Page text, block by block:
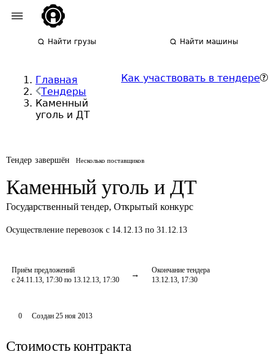
Найти грузы Найти машины
Главная
Тендеры
Каменный
уголь и ДТ
Как участвовать в тендере
Тендер завершён Несколько поставщиков
Каменный уголь и ДТ
Государственный тендер, Открытый конкурс
Осуществление перевозок с 14.12.13 по 31.12.13
Приём предложений
с 24.11.13, 17:30 по 13.12.13, 17:30
Окончание тендера
13.12.13, 17:30
0 Создан 25 ноя 2013
Стоимость контракта